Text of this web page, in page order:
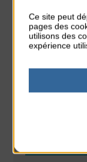
Glisse &
du 9 Août au 9 Août
Place du Général de
Concert
Place du Général de
Ce site peut
pages des
utilisons des
expérience